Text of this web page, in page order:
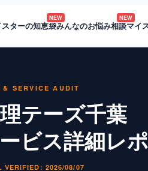
ターの知恵袋
NEW
みんなのお悩み相談
NEW
マイ
& SERVICE AUDIT
テーズ千葉
ビス詳細レ
VERIFIED: 2026/08/07